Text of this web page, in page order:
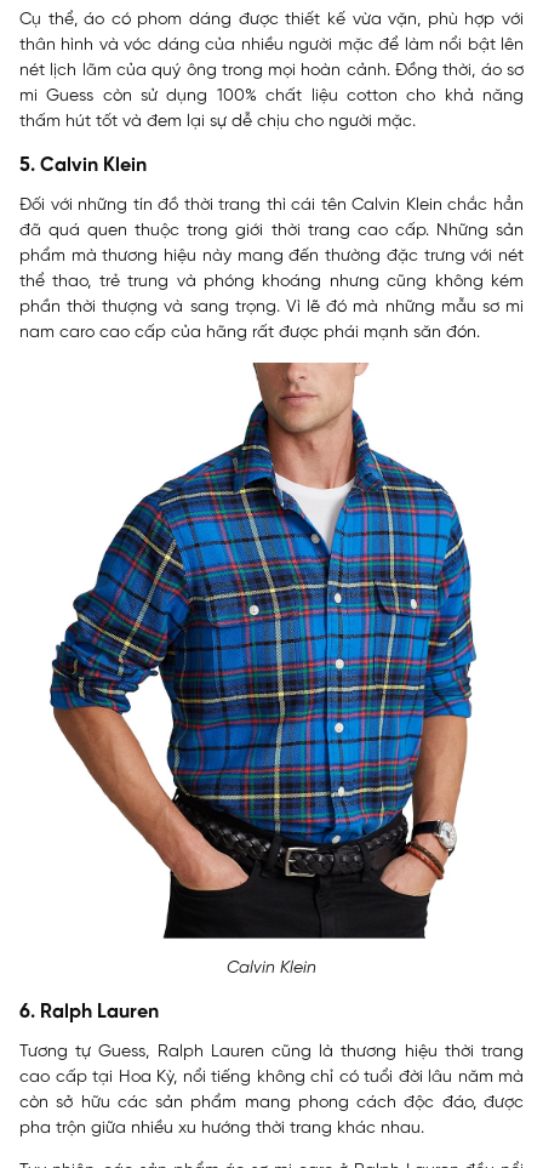
Cụ thể, áo có phom dáng được thiết kế vừa vặn, phù hợp với
thân hình và vóc dáng của nhiều người mặc để làm nổi bật lên
nét lịch lãm của quý ông trong mọi hoàn cảnh. Đồng thời, áo sơ
mi Guess còn sử dụng 100% chất liệu cotton cho khả năng
thấm hút tốt và đem lại sự dễ chịu cho người mặc.
5. Calvin Klein
Đối với những tín đồ thời trang thì cái tên Calvin Klein chắc hẳn
đã quá quen thuộc trong giới thời trang cao cấp. Những sản
phẩm mà thương hiệu này mang đến thường đặc trưng với nét
thể thao, trẻ trung và phóng khoáng nhưng cũng không kém
phần thời thượng và sang trọng. Vì lẽ đó mà những mẫu sơ mi
nam caro cao cấp của hãng rất được phái mạnh săn đón.
Calvin Klein
6. Ralph Lauren
Tương tự Guess, Ralph Lauren cũng là thương hiệu thời trang
cao cấp tại Hoa Kỳ, nổi tiếng không chỉ có tuổi đời lâu năm mà
còn sở hữu các sản phẩm mang phong cách độc đáo, được
pha trộn giữa nhiều xu hướng thời trang khác nhau.